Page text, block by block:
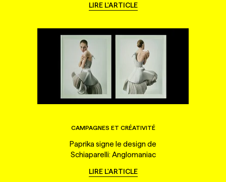
LIRE L'ARTICLE
CAMPAGNES ET CRÉATIVITÉ
Paprika signe le design de
Schiaparelli: Anglomaniac
LIRE L'ARTICLE